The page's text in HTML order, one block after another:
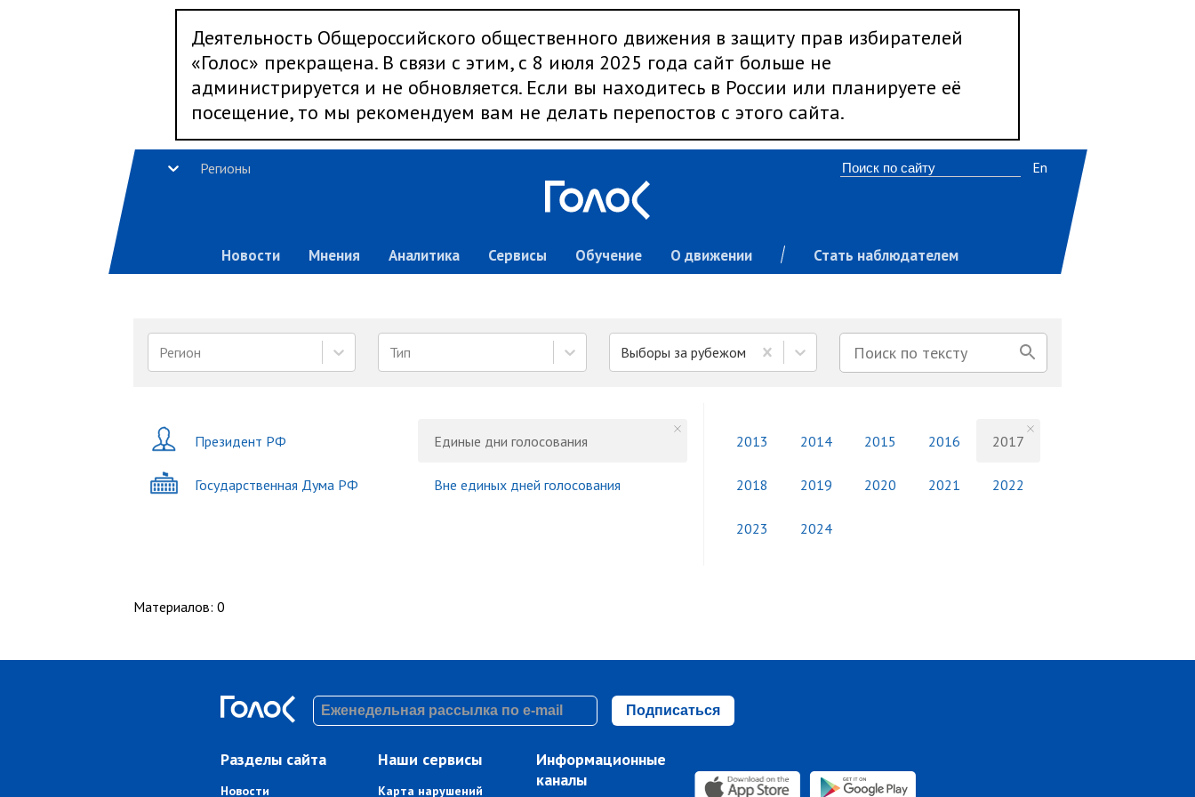
Деятельность Общероссийского общественного движения в защиту прав избирателей
«Голос» прекращена. В связи с этим, с 8 июля 2025 года сайт больше не
администрируется и не обновляется. Если вы находитесь в России или планируете её
посещение, то мы рекомендуем вам не делать перепостов с этого сайта.
Регионы
Новости Мнения Аналитика Сервисы Обучение О движении Стать наблюдателем
En
Регион Тип Выборы за рубежом
Президент РФ
Государственная Дума РФ
Единые дни голосования
Вне единых дней голосования
2013 2014 2015 2016 2017
2018 2019 2020 2021 2022
2023 2024
Материалов: 0
Подписаться
Разделы сайта
Новости
Наши сервисы
Карта нарушений
Информационные
каналы